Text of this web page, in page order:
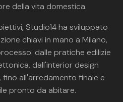
della vita domestica.
Studio14 ha sviluppato
chiavi in mano a Milano,
dalle pratiche edilizie
dall'interior design
all'arredamento finale e
pronto da abitare.